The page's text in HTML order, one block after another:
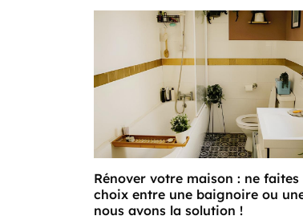
Rénover votre maison : ne faites
choix entre une baignoire ou
nous avons la solution !